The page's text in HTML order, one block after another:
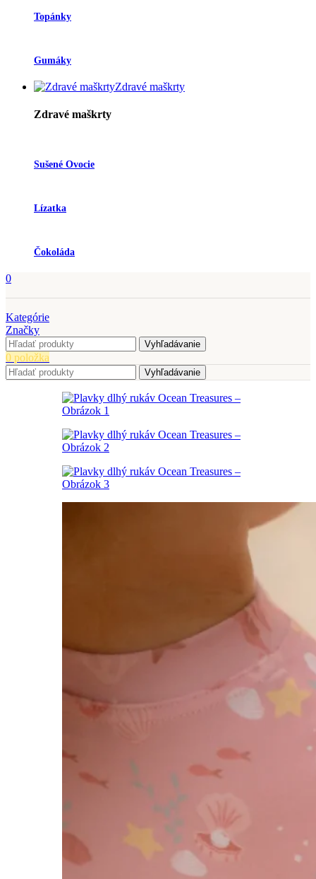
Topánky
Gumáky
Zdravé maškrty
Zdravé maškrty
Sušené Ovocie
Lízatka
Čokoláda
0
Kategórie
Značky
Vyhľadávanie
0 položka
Vyhľadávanie